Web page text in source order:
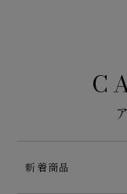
新着商品